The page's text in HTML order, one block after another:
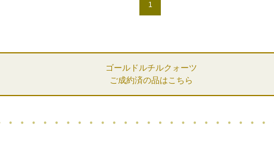
1
ゴールドルチルクォーツ
ご成約済の品はこちら